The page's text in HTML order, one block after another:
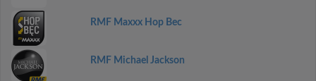
RMF Maxxx Hop Bec
RMF Michael Jackson